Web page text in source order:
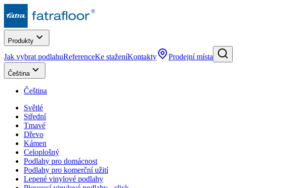
Produkty
Jak vybrat podlahuReferenceKe staženíKontakty Prodejní místa
Čeština
Čeština
Světlé
Střední
Tmavé
Dřevo
Kámen
Celoplošný
Podlahy pro domácnost
Podlahy pro komerční užití
Lepené vinylové podlahy